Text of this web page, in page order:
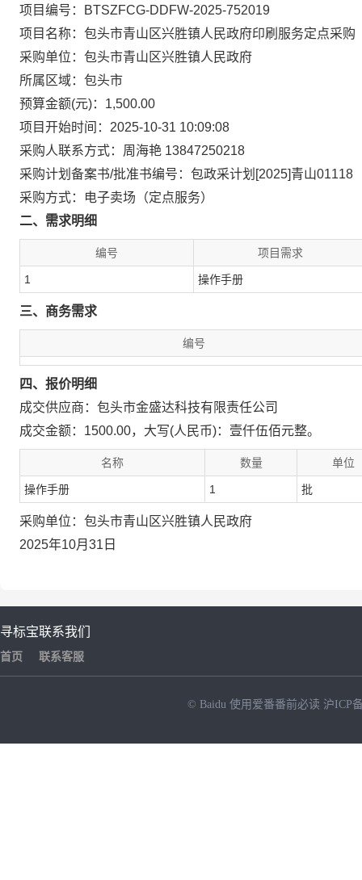
项目编号：BTSZFCG-DDFW-2025-752019
项目名称：包头市青山区兴胜镇人民政府印刷服务定点采购
采购单位：包头市青山区兴胜镇人民政府
所属区域：包头市
预算金额(元)：1,500.00
项目开始时间：2025-10-31 10:09:08
采购人联系方式：周海艳 13847250218
采购计划备案书/批准书编号：包政采计划[2025]青山01118
采购方式：电子卖场（定点服务）
二、需求明细
编号 项目需求
1 操作手册
三、商务需求
编号
四、报价明细
成交供应商：包头市金盛达科技有限责任公司
成交金额：1500.00，大写(人民币)：壹仟伍佰元整。
名称 数量 单位
操作手册 1 批
采购单位：包头市青山区兴胜镇人民政府
2025年10月31日
寻标宝
首页
联系我们
联系客服
© Baidu 使用爱番番前必读 沪ICP